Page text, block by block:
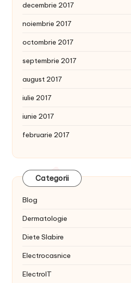
decembrie 2017
noiembrie 2017
octombrie 2017
septembrie 2017
august 2017
iulie 2017
iunie 2017
februarie 2017
Categorii
Blog
Dermatologie
Diete Slabire
Electrocasnice
ElectroIT